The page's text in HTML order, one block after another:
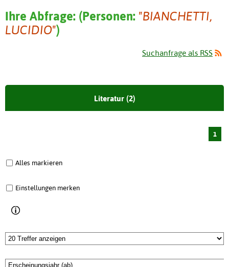
Ihre Abfrage: (Personen: "BIANCHETTI,
LUCIDIO")
Suchanfrage als RSS
Literatur (2)
1
Alles markieren
Einstellungen merken